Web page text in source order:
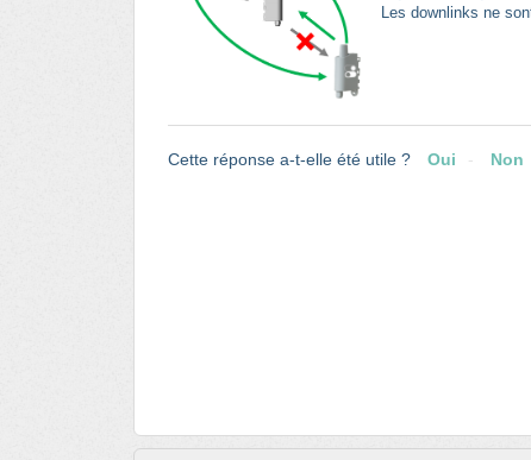
Les downlinks ne
Cette réponse a-t-elle été utile ? Oui Non